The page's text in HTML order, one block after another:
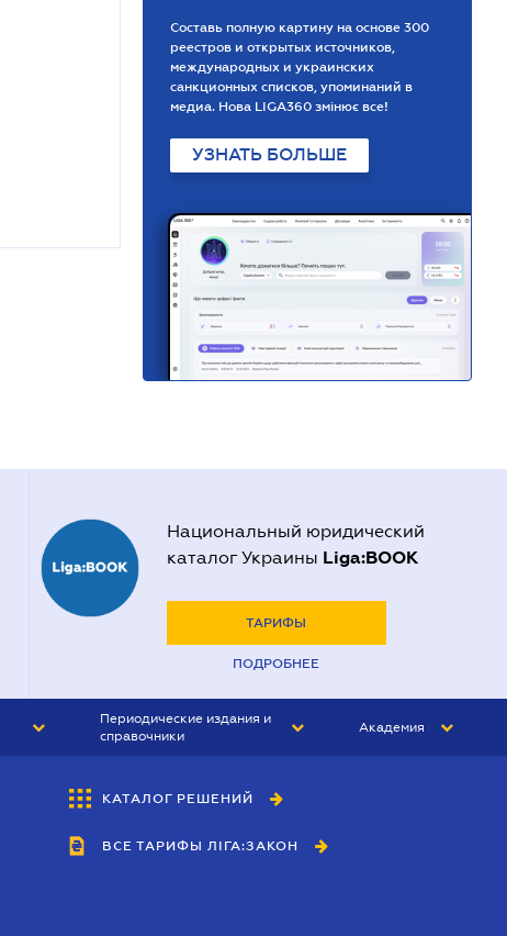
Составь полную картину на основе 300
реестров и открытых источников,
международных и украинских
санкционных списков, упоминаний в
медиа. Нова LIGA360 змінює все!
УЗНАТЬ БОЛЬШЕ
Национальный юридический
каталог Украины Liga:BOOK
ТАРИФЫ
ПОДРОБНЕЕ
Периодические издания и
справочники
БУХГАЛТЕР&ЗАКОН
ВЕСТНИК МСФО
Академия
КАТАЛОГ РЕШЕНИЙ
ВСЕ ТАРИФЫ ЛІГА:ЗАКОН